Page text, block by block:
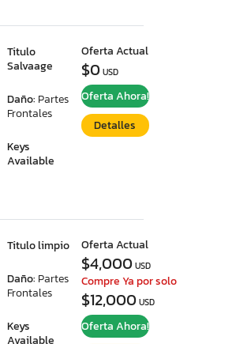
Titulo
Salvaage
Daño: Partes
Frontales
Keys
Available
Oferta Actual
$0USD
Oferta Ahora!
Detalles
Titulo limpio
Daño: Partes
Frontales
Keys
Available
Oferta Actual
$4,000USD
Compre Ya por solo
$12,000USD
Oferta Ahora!